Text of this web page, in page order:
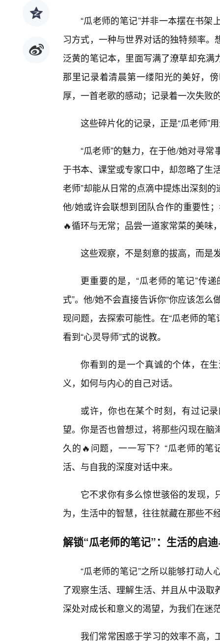
“瓜老师的笔记”并非一本摆在书
习方式，一种与世界对话的独特频率
泛黄的笔记本，里面写满了潦草却充
那里记录着清晨第一缕阳光的美好，
厚，一首老歌的感动；记录着一次失败
这些碎片化的记录，正是“瓜老师”
“瓜老师”的魅力，在于他/她对寻
于书本、课堂或专家口中，却忽略了生
老师”却能从日常的点滴中提炼出深刻
他/她或许会联想到团队合作的重要性
🔥循环与无常；品尝一道家常菜的美味
这些观察，不是刻意的拔高，而是
更重要的是，“瓜老师的笔记”传
式”。他/她不会直接告诉你“你应该怎
现问题，去探索可能性。在“瓜老师的
看到“心灵导师”式的说教。
你看到的是一个真诚的个体，在
义，如何与内心的自己对话。
或许，你也在某个时刻，有过记
望。你是否也曾想过，将那些闪现在
久的🔥问题，一一写下？“瓜老师的
活、与自我的深度对话中来。
它不求你有多么惊世骇俗的发现
为，生活中的智慧，往往就藏在那些不
解锁“瓜老师的笔记”：生活的启
“瓜老师的笔记”之所以能够打动
了观察生活、理解生活、并且从中汲
深处对成长和意义的渴望，为我们在迷
我们常常困惑于学习的效率不高